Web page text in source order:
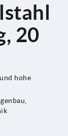
20
hohe